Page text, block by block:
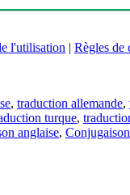
l'utilisation | Règles de
, traduction allemande,
turque,
anglaise,